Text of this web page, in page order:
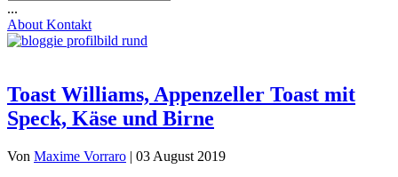
...
About Kontakt
Toast Williams, Appenzeller Toast mit
Speck, Käse und Birne
Von Maxime Vorraro | 03 August 2019